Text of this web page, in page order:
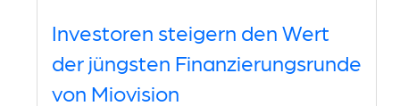
Investoren steigern den Wert
der jüngsten Finanzierungsrunde
von Miovision